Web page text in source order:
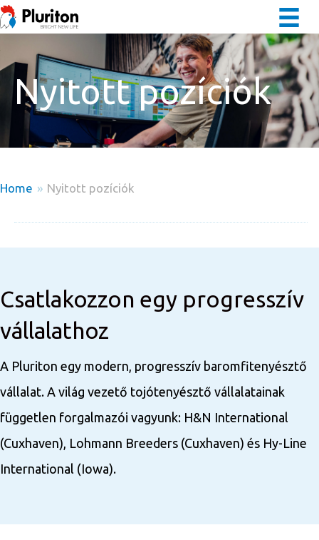
Nyitott pozíciók
Home » Nyitott pozíciók
Csatlakozzon egy progresszív
vállalathoz
A Pluriton egy modern, progresszív baromfitenyésztő
vállalat. A világ vezető tojótenyésztő vállalatainak
független forgalmazói vagyunk: H&N International
(Cuxhaven), Lohmann Breeders (Cuxhaven) és Hy-Line
International (Iowa).